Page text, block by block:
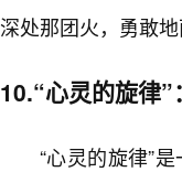
深处那团火，勇敢地
10.“心灵的旋律
“心灵的旋律”